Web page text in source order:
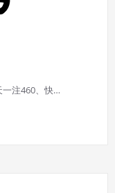
一注460、快…